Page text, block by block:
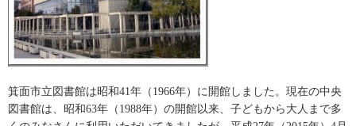
箕面市立図書館は昭和41年（1966年）に開館しました。現在の中央
図書館は、昭和63年（1988年）の開館以来、子どもから大人まで多